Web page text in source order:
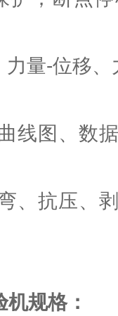
量-位移
线图、数
、抗压、
机规格：